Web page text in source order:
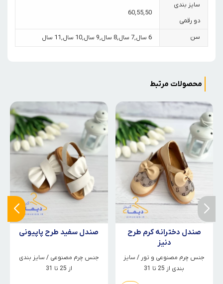
سایز بندی
دو رقمی
50
,
55
,
60
سن 6 سال ,7 سال ,8 سال ,9 سال ,10 سال ,11 سال
محصولات مرتبط
صندل دخترانه کرم طرح
دنیز
جنس چرم مصنوعی و تور / سایز
بندی از 25 تا 31
صندل سفید طرح پاپیونی
جنس چرم مصنوعی / سایز بندی
از 25 تا 31